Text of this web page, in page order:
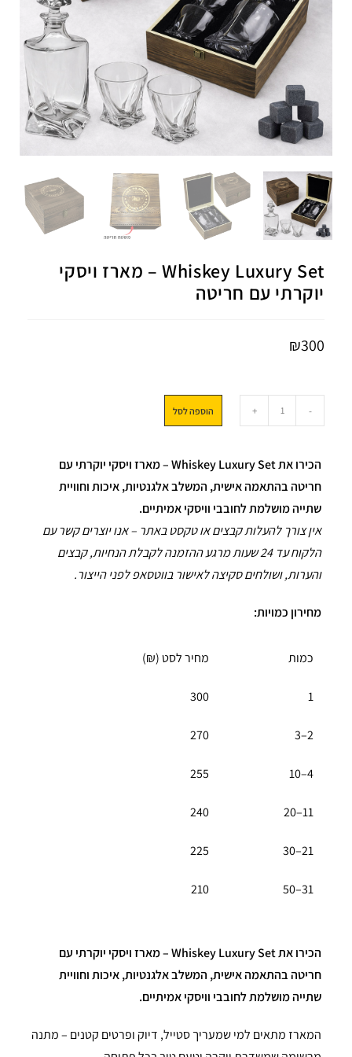
Whiskey Luxury Set – מארז ויסקי
יוקרתי עם חריטה
₪300
-
+ הוספה לסל
הכירו את Whiskey Luxury Set – מארז ויסקי יוקרתי עם
חריטה בהתאמה אישית, המשלב אלגנטיות, איכות וחוויית
שתייה מושלמת לחובבי וויסקי אמיתיים.
אין צורך להעלות קבצים או טקסט באתר – אנו יוצרים קשר עם
הלקוח עד 24 שעות מרגע ההזמנה לקבלת הנחיות, קבצים
והערות, ושולחים סקיצה לאישור בווטסאפ לפני הייצור.
מחירון כמויות:
כמות מחיר לסט (₪)
1
300
2–3
270
4–10
255
11–20
240
21–30
225
31–50
210
הכירו את Whiskey Luxury Set – מארז ויסקי יוקרתי עם
חריטה בהתאמה אישית, המשלב אלגנטיות, איכות וחוויית
שתייה מושלמת לחובבי וויסקי אמיתיים.
המארז מתאים למי שמעריך סטייל, דיוק ופרטים קטנים – מתנה